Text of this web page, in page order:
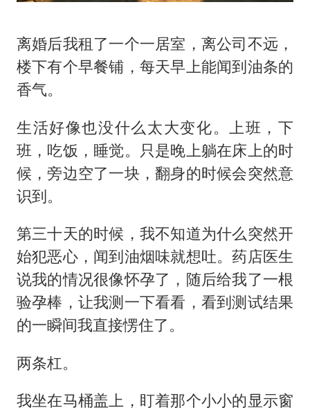
离婚后我租了一个一居室，离公司不远，
楼下有个早餐铺，每天早上能闻到油条的
香气。
生活好像也没什么太大变化。上班，下
班，吃饭，睡觉。只是晚上躺在床上的时
候，旁边空了一块，翻身的时候会突然意
识到。
第三十天的时候，我不知道为什么突然开
始犯恶心，闻到油烟味就想吐。药店医生
说我的情况很像怀孕了，随后给我了一根
验孕棒，让我测一下看看，看到测试结果
的一瞬间我直接愣住了。
两条杠。
我坐在马桶盖上，盯着那个小小的显示窗